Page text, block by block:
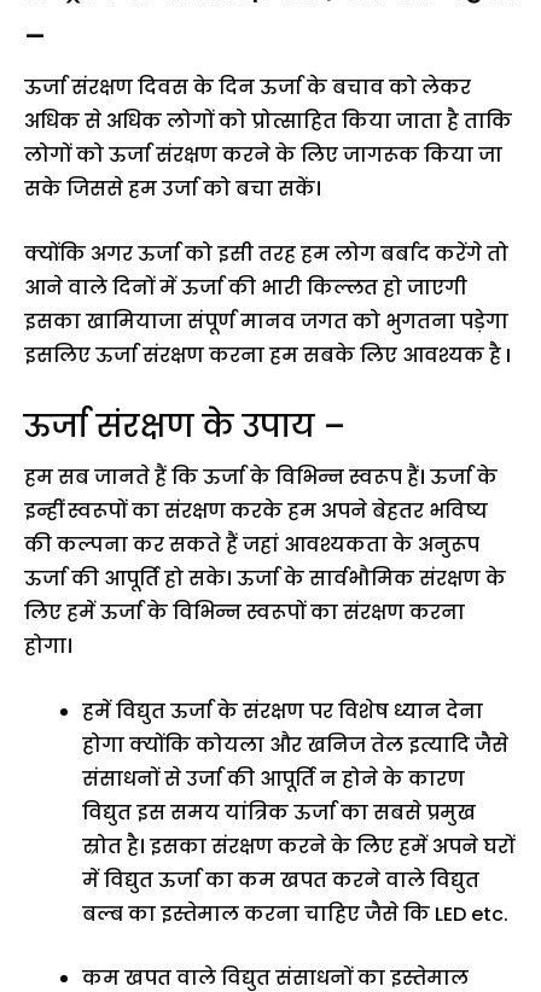
–
ऊर्जा संरक्षण दिवस के दिन ऊर्जा के बचाव को लेकर
अधिक से अधिक लोगों को प्रोत्साहित किया जाता है ताकि
लोगों को ऊर्जा संरक्षण करने के लिए जागरूक किया जा
सके जिससे हम उर्जा को बचा सकें।
क्योंकि अगर ऊर्जा को इसी तरह हम लोग बर्बाद करेंगे तो
आने वाले दिनों में ऊर्जा की भारी किल्लत हो जाएगी
इसका खामियाजा संपूर्ण मानव जगत को भुगतना पड़ेगा
इसलिए ऊर्जा संरक्षण करना हम सबके लिए आवश्यक है I
ऊर्जा संरक्षण के उपाय –
हम सब जानते हैं कि ऊर्जा के विभिन्न स्वरूप हैं। ऊर्जा के
इन्हीं स्वरूपों का संरक्षण करके हम अपने बेहतर भविष्य
की कल्पना कर सकते हैं जहां आवश्यकता के अनुरूप
ऊर्जा की आपूर्ति हो सके। ऊर्जा के सार्वभौमिक संरक्षण के
लिए हमें ऊर्जा के विभिन्न स्वरूपों का संरक्षण करना
होगा।
हमें विद्युत ऊर्जा के संरक्षण पर विशेष ध्यान देना
होगा क्योंकि कोयला और खनिज तेल इत्यादि जैसे
संसाधनों से उर्जा की आपूर्ति न होने के कारण
विद्युत इस समय यांत्रिक ऊर्जा का सबसे प्रमुख
स्रोत है। इसका संरक्षण करने के लिए हमें अपने घरों
में विद्युत ऊर्जा का कम खपत करने वाले विद्युत
बल्ब का इस्तेमाल करना चाहिए जैसे कि LED etc.
कम खपत वाले विद्युत संसाधनों का इस्तेमाल